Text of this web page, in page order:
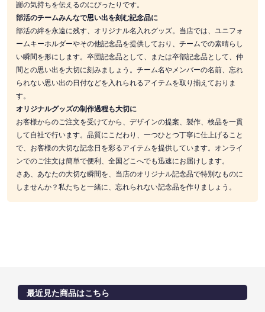
謝の気持ちを伝えるのにぴったりです。
部活のチームみんなで思い出を刻む記念品に
部活の絆を永遠に残す、オリジナル名入れグッズ。当店では、ユニフォ
ームキーホルダーやその他記念品を提供しており、チームでの素晴らし
い瞬間を形にします。卒団記念品として、または卒部記念品として、仲
間との思い出を大切に刻みましょう。チーム名やメンバーの名前、忘れ
られない思い出の日付などを入れられるアイテムを取り揃えておりま
す。
オリジナルグッズの制作過程も大切に
お客様からのご注文を受けてから、デザインの提案、製作、検品を一貫
して自社で行います。品質にこだわり、一つひとつ丁寧に仕上げること
で、お客様の大切な記念日を彩るアイテムを提供しています。オンライ
ンでのご注文は簡単で便利、全国どこへでも迅速にお届けします。
さあ、あなたの大切な瞬間を、当店のオリジナル記念品で特別なものに
しませんか？私たちと一緒に、忘れられない記念品を作りましょう。
最近見た商品はこちら